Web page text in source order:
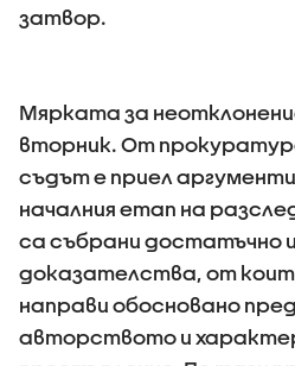
затвор.
Мярката за
вторник. От
съдът е приел
началния етап на
са събрани достатъчно
доказателства, от
направи обосновано
авторството и